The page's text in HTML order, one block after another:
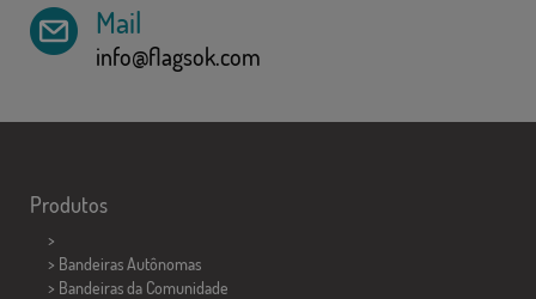
Mail
info@flagsok.com
Produtos
>
> Bandeiras Autônomas
> Bandeiras da Comunidade